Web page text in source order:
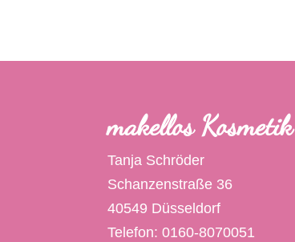
makellos Kosmetik
Tanja Schröder
Schanzenstraße 36
40549 Düsseldorf
Telefon: 0160-8070051